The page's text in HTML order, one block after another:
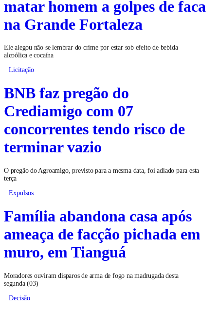
matar homem a golpes de faca
na Grande Fortaleza
Ele alegou não se lembrar do crime por estar sob efeito de bebida
alcoólica e cocaína
Licitação
BNB faz pregão do
Crediamigo com 07
concorrentes tendo risco de
terminar vazio
O pregão do Agroamigo, previsto para a mesma data, foi adiado para esta
terça
Expulsos
Família abandona casa após
ameaça de facção pichada em
muro, em Tianguá
Moradores ouviram disparos de arma de fogo na madrugada desta
segunda (03)
Decisão